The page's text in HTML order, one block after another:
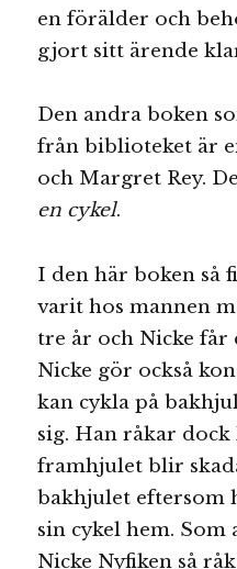
en förälder och
gjort sitt ärende
Den andra boken
från biblioteket är
och Margret Rey.
en cykel.
I den här boken så
varit hos mannen
tre år och Nicke får
Nicke gör också
kan cykla på
sig. Han råkar dock
framhjulet blir
bakhjulet eftersom
sin cykel hem.
Nicke Nyfiken så